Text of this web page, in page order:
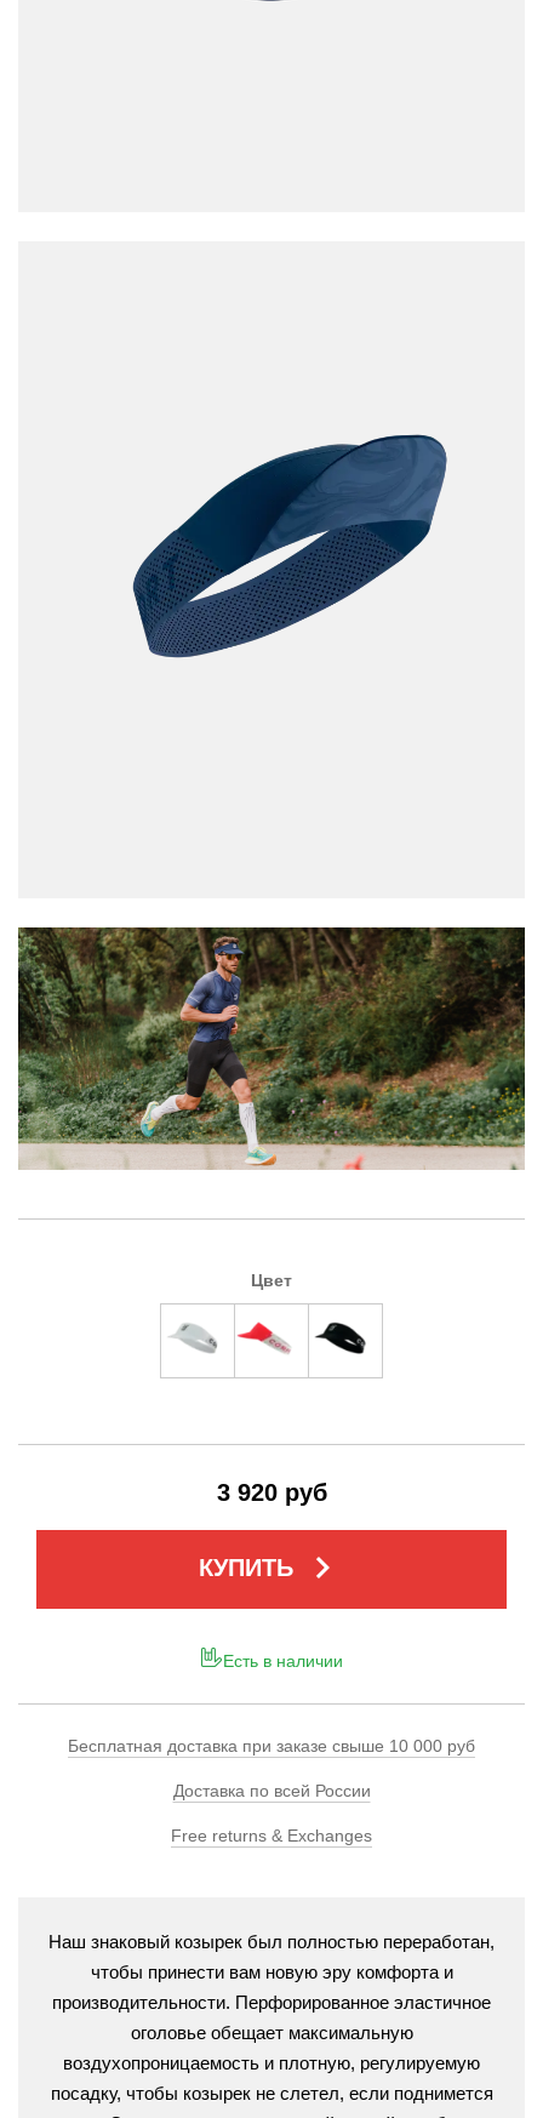
Цвет
3 920 руб
КУПИТЬ keyboard_arrow_right
Есть в наличии
Бесплатная доставка при заказе свыше 10 000 руб
Доставка по всей России
Free returns & Exchanges
Наш знаковый козырек был полностью переработан,
чтобы принести вам новую эру комфорта и
производительности. Перфорированное эластичное
оголовье обещает максимальную
воздухопроницаемость и плотную, регулируемую
посадку, чтобы козырек не слетел, если поднимется